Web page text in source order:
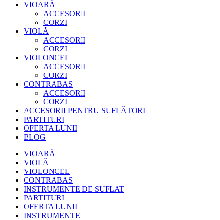
VIOARĂ
ACCESORII
CORZI
VIOLĂ
ACCESORII
CORZI
VIOLONCEL
ACCESORII
CORZI
CONTRABAS
ACCESORII
CORZI
ACCESORII PENTRU SUFLĂTORI
PARTITURI
OFERTA LUNII
BLOG
VIOARĂ
VIOLĂ
VIOLONCEL
CONTRABAS
INSTRUMENTE DE SUFLAT
PARTITURI
OFERTA LUNII
INSTRUMENTE